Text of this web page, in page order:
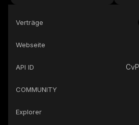
Verträge
Webseite
API ID
COMMUNITY
Explorer